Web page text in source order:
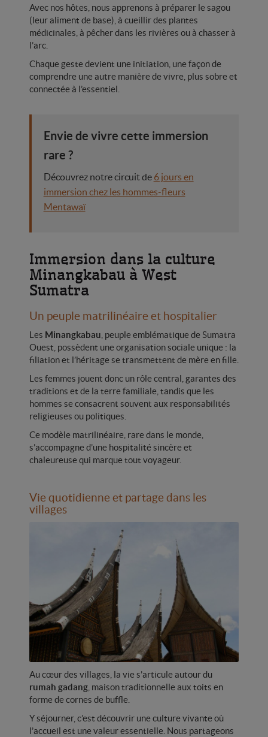
Avec nos hôtes, nous apprenons à préparer le sagou
(leur aliment de base), à cueillir des plantes
médicinales, à pêcher dans les rivières ou à chasser à
l’arc.
Chaque geste devient une initiation, une façon de
comprendre une autre manière de vivre, plus sobre et
connectée à l’essentiel.
Envie de vivre cette immersion
rare ?
Découvrez notre circuit de 6 jours en
immersion chez les hommes-fleurs
Mentawaï
Immersion dans la culture
Minangkabau à West
Sumatra
Un peuple matrilinéaire et hospitalier
Les Minangkabau , peuple emblématique de Sumatra
Ouest, possèdent une organisation sociale unique : la
filiation et l’héritage se transmettent de mère en fille.
Les femmes jouent donc un rôle central, garantes des
traditions et de la terre familiale, tandis que les
hommes se consacrent souvent aux responsabilités
religieuses ou politiques.
Ce modèle matrilinéaire, rare dans le monde,
s’accompagne d’une hospitalité sincère et
chaleureuse qui marque tout voyageur.
Vie quotidienne et partage dans les
villages
Au cœur des villages, la vie s’articule autour du
rumah gadang, maison traditionnelle aux toits en
forme de cornes de buffle.
Y séjourner, c’est découvrir une culture vivante où
l’accueil est une valeur essentielle. Nous partageons